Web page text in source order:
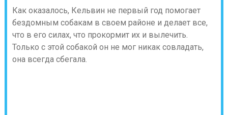
Как оказалось, Кельвин не первый год помогает
бездомным собакам в своем районе и делает все,
что в его силах, что прокормит их и вылечить.
Только с этой собакой он не мог никак совладать,
она всегда сбегала.